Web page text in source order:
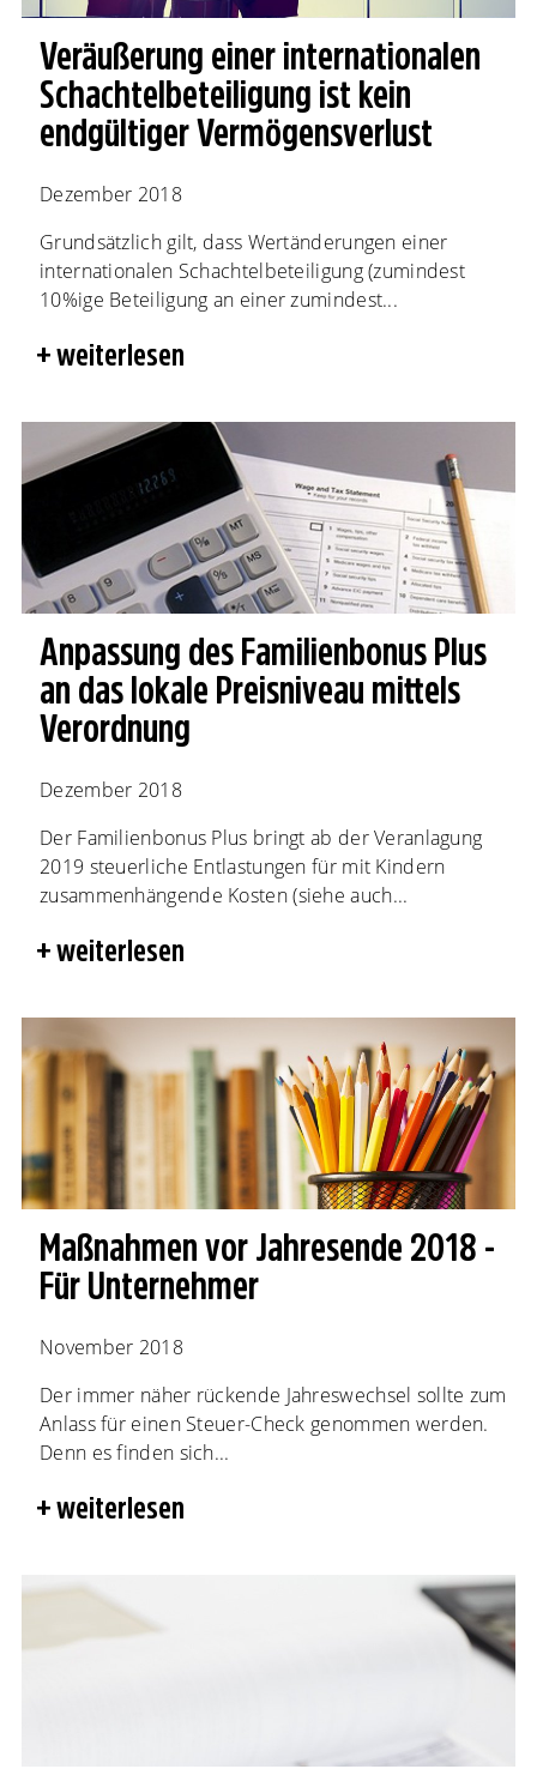
Veräußerung einer internationalen
Schachtelbeteiligung ist kein
endgültiger Vermögensverlust
Dezember 2018
Grundsätzlich gilt, dass Wertänderungen einer
internationalen Schachtelbeteiligung (zumindest
10%ige Beteiligung an einer zumindest...
weiterlesen
Anpassung des Familienbonus Plus
an das lokale Preisniveau mittels
Verordnung
Dezember 2018
Der Familienbonus Plus bringt ab der Veranlagung
2019 steuerliche Entlastungen für mit Kindern
zusammenhängende Kosten (siehe auch...
weiterlesen
Maßnahmen vor Jahresende 2018 -
Für Unternehmer
November 2018
Der immer näher rückende Jahreswechsel sollte zum
Anlass für einen Steuer-Check genommen werden.
Denn es finden sich...
weiterlesen